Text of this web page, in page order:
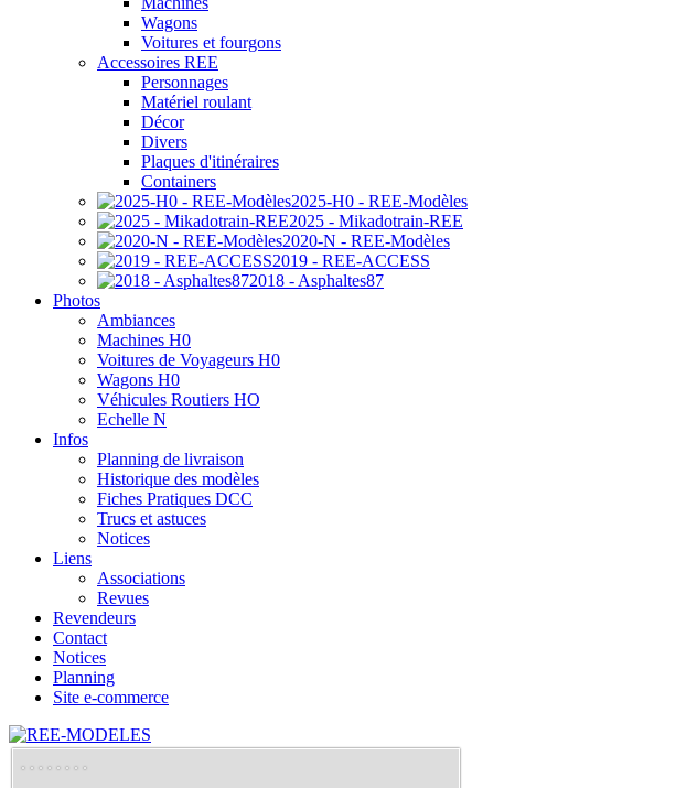
Wagons
Voitures et fourgons
Accessoires REE
Personnages
Matériel roulant
Décor
Divers
Plaques d'itinéraires
Containers
2025-H0 - REE-Modèles
2025 - Mikadotrain-REE
2020-N - REE-Modèles
2019 - REE-ACCESS
2018 - Asphaltes87
Photos
Ambiances
Machines H0
Voitures de Voyageurs H0
Wagons H0
Véhicules Routiers HO
Echelle N
Infos
Planning de livraison
Historique des modèles
Fiches Pratiques DCC
Trucs et astuces
Notices
Liens
Associations
Revues
Revendeurs
Contact
Notices
Planning
Site e-commerce